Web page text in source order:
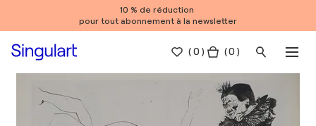
10 % de réduction
pour tout abonnement à la newsletter
(0 ) ( 0 )